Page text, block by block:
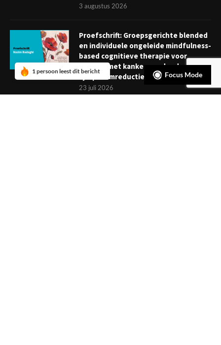
3 augustus 2026
Proefschrift: Groepsgerichte blended
en individuele ongeleide mindfulness-
based cognitieve therapie voor
mensen met kanker: verder dan
symptoomreductie
23 juli 2026
Focus Mode
1 persoon leest dit bericht